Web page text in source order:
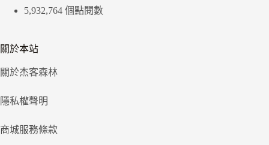
5,932,764 個點閱數
關於本站
關於杰客森林
隱私權聲明
商城服務條款